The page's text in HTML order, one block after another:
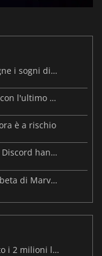
Steam Frame: il prezzo trapelato spegne i sogni di un VR economico
Palworld: Sunreach e boss più stabili con l'ultimo update
è a rischio
Le mappe dei malware e un attacco a Discord hanno colpito Meccha Chameleon
PlayStation Network in tilt durante la beta di Marvel Tōkon
Resident Evil: Veronica ha già superato i 2 milioni liste dei desideri